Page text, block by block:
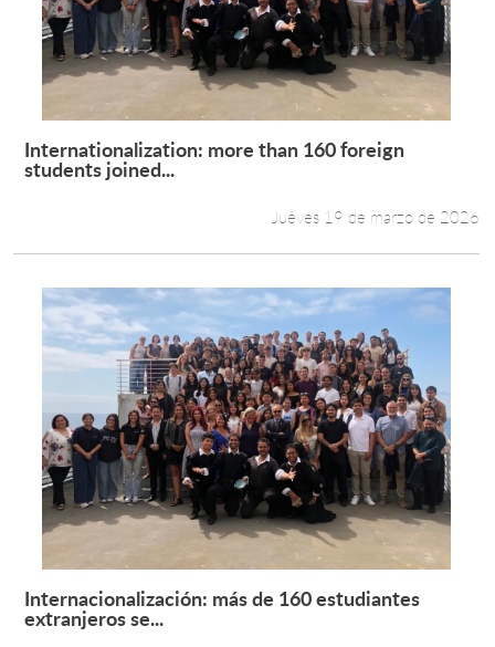
Leer más +
Internationalization: more than 160 foreign
students joined...
Jueves 19 de marzo de 2026
Leer más +
Internacionalización: más de 160 estudiantes
extranjeros se...